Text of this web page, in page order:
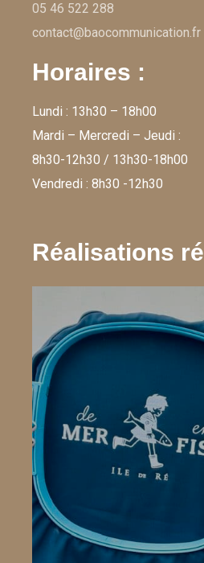
05 46 522 288
contact@baocommunication.fr
Horaires :
Lundi : 13h30 – 18h00
Mardi – Mercredi – Jeudi :
8h30-12h30 / 13h30-18h00
Vendredi : 8h30 -12h30
Réalisations